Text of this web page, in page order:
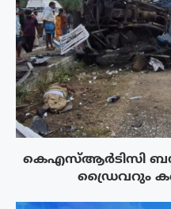
കെഎസ്ആർടിസി
ഡ്രൈവറും